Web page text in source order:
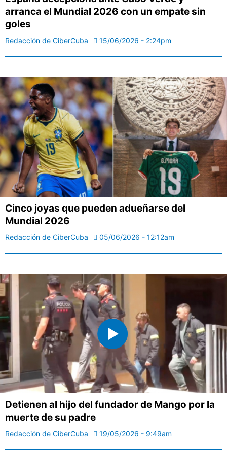
arranca el Mundial 2026 con un empate sin
goles
Redacción de CiberCuba 15/06/2026 - 2:24pm
Cinco joyas que pueden adueñarse del
Mundial 2026
Redacción de CiberCuba 05/06/2026 - 12:12am
Detienen al hijo del fundador de Mango por la
muerte de su padre
Redacción de CiberCuba 19/05/2026 - 9:49am